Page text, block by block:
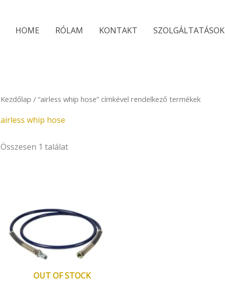
HOME RÓLAM KONTAKT SZOLGÁLTATÁSOK
Kezdőlap / “airless whip hose” címkével rendelkező termékek
airless whip hose
Összesen 1 találat
OUT OF STOCK